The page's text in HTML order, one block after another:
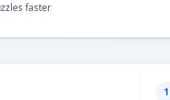
faster
1